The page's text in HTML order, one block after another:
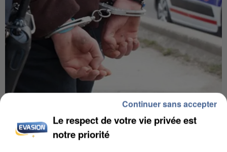
UN SECOND CADRE DE LA DZ MAFIA
INTERPELLÉ EN ALGÉRIE
Le respect de votre vie privée est
notre priorité
Continuer sans accepter